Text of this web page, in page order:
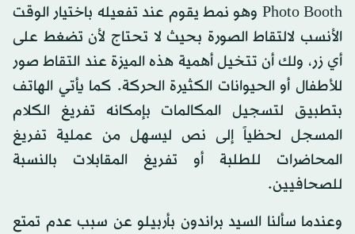
Photo Booth وهو نمط يقوم عند تفعيله باختيار الوقت
الأنسب لالتقاط الصورة بحيث لا تحتاج لأن تضغط على
أي زر، ولك أن تتخيل أهمية هذه الميزة عند التقاط صور
للأطفال أو الحيوانات الكثيرة الحركة. كما يأتي الهاتف
بتطبيق لتسجيل المكالمات بإمكانه تفريغ الكلام
المسجل لحظياً إلى نص ليسهل من عملية تفريغ
المحاضرات للطلبة أو تفريغ المقابلات بالنسبة
للصحافيين.
وعندما سألنا السيد براندون بأربيلو عن سبب عدم تمتع